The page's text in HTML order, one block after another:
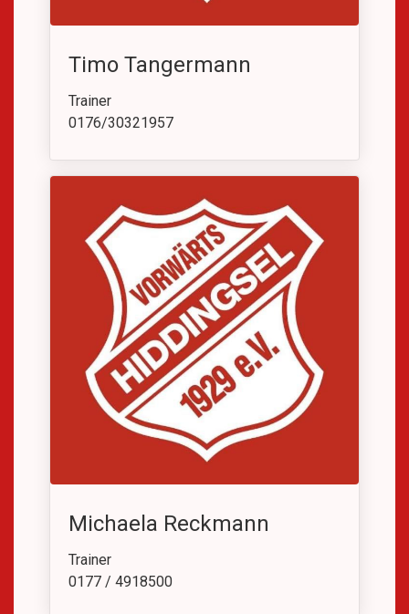
Timo Tangermann
Trainer
0176/30321957
Michaela Reckmann
Trainer
0177 / 4918500